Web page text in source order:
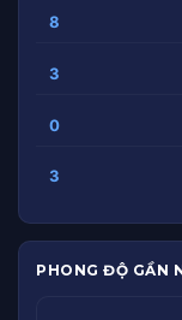
8
3
0
3
PHONG ĐỘ GẦN